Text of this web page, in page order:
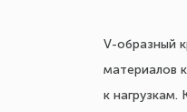
V-образный
материалов
к